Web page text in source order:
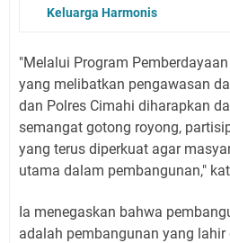
Keluarga Harmonis
"Melalui Program
yang melibatkan pengawasan
dan Polres Cimahi diharapkan
semangat gotong royong,
yang terus diperkuat agar
utama dalam pembangunan,"
Ia menegaskan bahwa
adalah pembangunan yang lahir